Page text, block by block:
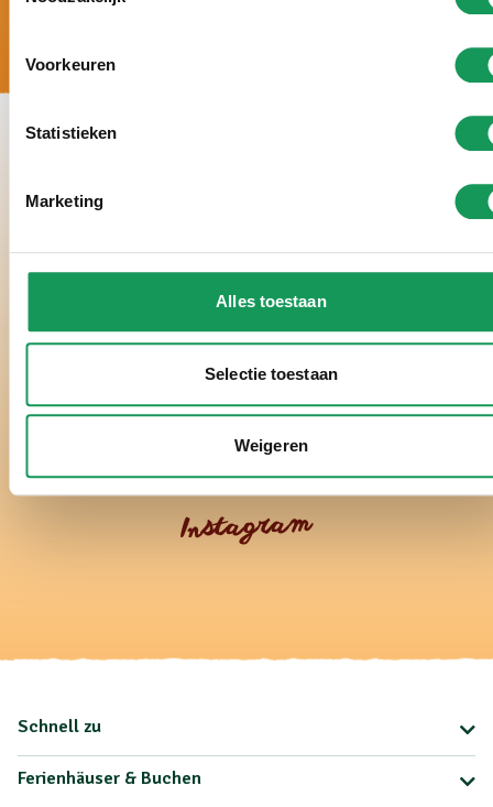
Voorkeuren
Statistieken
Marketing
Alles toestaan
Selectie toestaan
Weigeren
Instagram
Schnell zu
Ferienhäuser & Buchen